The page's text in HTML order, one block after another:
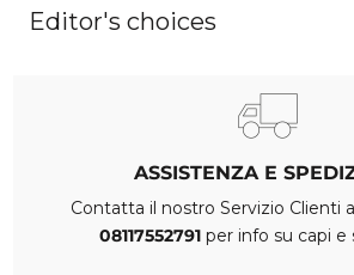
Editor's choices
ASSISTENZA E
Contatta il nostro Servizio Clienti
08117552791 per info su capi e